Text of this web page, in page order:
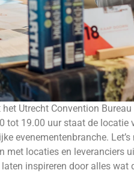
Utrecht Convention Bureau
tot 19.00 uur staat de
evenementenbranche.
locaties en leveranciers
inspireren door alles wat